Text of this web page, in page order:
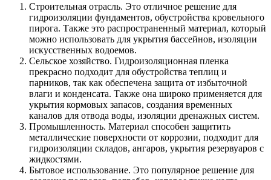
Строительная отрасль. Это отличное решение для
гидроизоляции фундаментов, обустройства кровельного
пирога. Также это распространенный материал, который
можно использовать для укрытия бассейнов, изоляции
искусственных водоемов.
Сельское хозяйство. Гидроизоляционная пленка
прекрасно подходит для обустройства теплиц и
парников, так как обеспечена защита от избыточной
влаги и конденсата. Также она широко применяется для
укрытия кормовых запасов, создания временных
каналов для отвода воды, изоляции дренажных систем.
Промышленность. Материал способен защитить
металлические поверхности от коррозии, подходит для
гидроизоляции складов, ангаров, укрытия резервуаров с
жидкостями.
Бытовое использование. Это популярное решение для